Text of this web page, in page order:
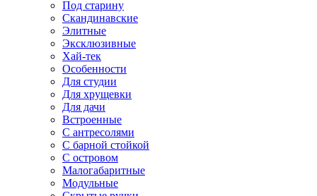
Под старину
Скандинавские
Элитные
Эксклюзивные
Хай-тек
Особенности
Для студии
Для хрущевки
Для дачи
Встроенные
С антресолями
С барной стойкой
С островом
Малогабаритные
Модульные